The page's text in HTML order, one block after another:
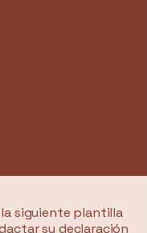
siguiente plantilla
su declaración